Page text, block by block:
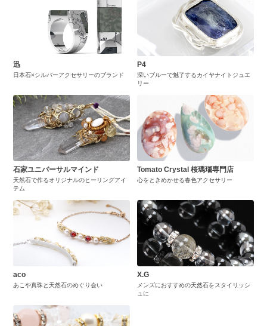
迅
日本石×シルバーアクセサリーのブランド
P4
深いブルーで魅了するカイヤナイトジュエ
リー
石家ユニバーサルマインド
天然石で作るオリジナルのヒーリングアイ
テム
Tomato Crystal 桜瑪瑙専門店
心をときめかせる春色アクセサリー
aco
あこや真珠と天然石のめぐり会い
X.G
メンズにおすすめの天然石をスタイリッシ
ュに